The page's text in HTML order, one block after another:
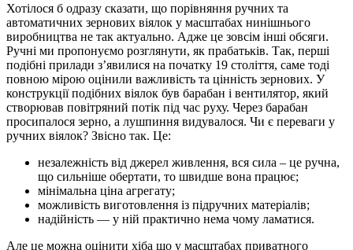
Хотілося б одразу сказати, що порівняння ручних та
автоматичних зернових віялок у масштабах нинішнього
виробництва не так актуально. Адже це зовсім інші обсяги.
Ручні ми пропонуємо розглянути, як прабатьків. Так, перші
подібні прилади з’явилися на початку 19 століття, саме тоді
повною мірою оцінили важливість та цінність зернових. У
конструкції подібних віялок був барабан і вентилятор, який
створював повітряний потік під час руху. Через барабан
просипалося зерно, а лушпиння видувалося. Чи є переваги у
ручних віялок? Звісно так. Це:
незалежність від джерел живлення, вся сила – це ручна,
що сильніше обертати, то швидше вона працює;
мінімальна ціна агрегату;
можливість виготовлення із підручних матеріалів;
надійність — у ній практично нема чому ламатися.
Але це можна оцінити хіба що у масштабах приватного